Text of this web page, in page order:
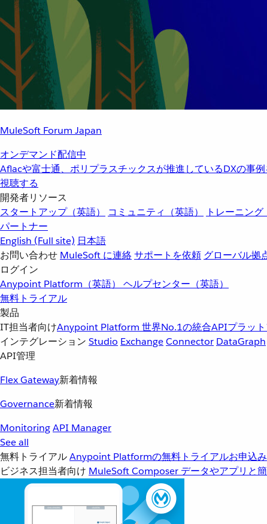
MuleSoft Forum Japan
オンデマンド配信中
Aflacや富士通、ポリプラスチックスが推進しているDXの事
視聴する
開発者リソース
スタートアップ（英語）
コミュニティ（英語） トレーニング
パートナー
English (Full site) 日本語
お問い合わせ MuleSoft に連絡サポートを依頼 グローバル拠
ログイン
Anypoint Platform（英語） ヘルプセンター（英語）
無料トライアル
製品
IT担当者向けAnypoint Platform 世界No.1の統合APIプラッ
インテグレーション Studio ExchangeConnector DataGraph
API管理
Flex Gateway新着情報
Governance新着情報
MonitoringAPI Manager
See all
無料トライアルAnypoint Platformの無料トライアルお申込み
ビジネス担当者向け MuleSoft Composer データやアプリと